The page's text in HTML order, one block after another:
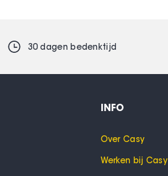
30 dagen bedenktijd
INFO
Over Casy
Werken bij Casy